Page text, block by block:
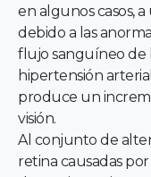
en algunos casos,
debido a las
flujo sanguíneo de
hipertensión
produce un
visión.
Al conjunto de
retina causadas